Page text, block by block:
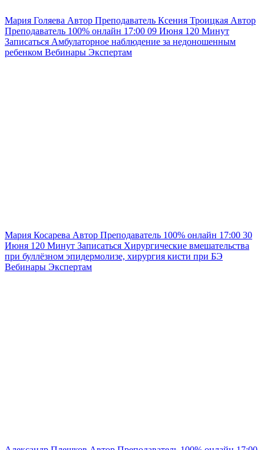
Мария Голяева Автор Преподаватель Ксения Троицкая Автор
Преподаватель 100% онлайн 17:00 09 Июня 120 Минут
Записаться Амбулаторное наблюдение за недоношенным
ребенком Вебинары Экспертам
Мария Косарева Автор Преподаватель 100% онлайн 17:00 30
Июня 120 Минут Записаться Хирургические вмешательства
при буллёзном эпидермолизе, хирургия кисти при БЭ
Вебинары Экспертам